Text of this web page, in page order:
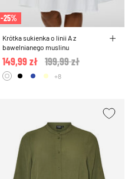
-25%
Krótka sukienka o linii A z
bawelnianego muslinu
Price reduced from
199,99 zł
149,99 zł
+8